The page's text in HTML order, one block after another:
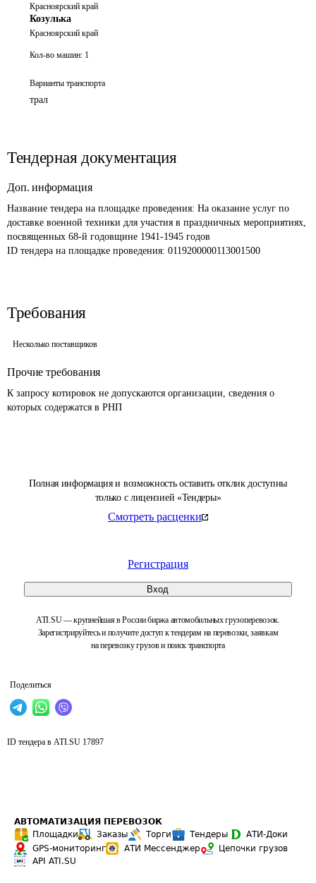
Полная информация и возможность оставить отклик доступны
только с лицензией «Тендеры»
Смотреть расценки
Регистрация
Вход
ATI.SU — крупнейшая в России биржа автомобильных грузоперевозок.
Зарегистрируйтесь и получите доступ к тендерам на перевозки, заявкам
на перевозку грузов и поиск транспорта
Поделиться
Красноярский край
Козулька
Красноярский край
Кол-во машин: 1
Варианты транспорта
трал
Тендерная документация
Доп. информация
Название тендера на площадке проведения: На оказание услуг по
доставке военной техники для участия в праздничных мероприятиях,
посвященных 68-й годовщине 1941-1945 годов
ID тендера на площадке проведения: 0119200000113001500
Требования
Несколько поставщиков
Прочие требования
К запросу котировок не допускаются организации, сведения о
которых содержатся в РНП
ID тендера в ATI.SU 17897
АВТОМАТИЗАЦИЯ ПЕРЕВОЗОК
Площадки
Заказы Торги Тендеры
АТИ-Доки
GPS-мониторинг
АТИ Мессенджер
Цепочки грузов
API ATI.SU